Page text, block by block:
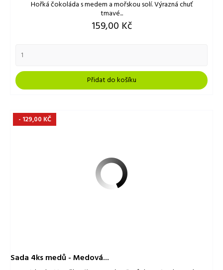
Hořká čokoláda s medem a mořskou solí. Výrazná chuť
tmavé...
Cena
159,00 Kč
Přidat do košíku
Sada 4ks medů - Medová...
- 129,00 KČ